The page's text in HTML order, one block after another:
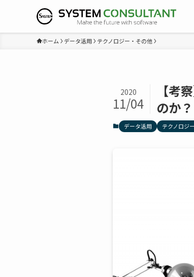
ホーム データ活用 テクノロジー・その他
【考
のか？
2020
11/04
データ活用 テクノロジ